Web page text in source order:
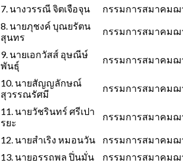
7. นางวรรณี จิตเจือจุน
กรรมการสมาคมฌ
8. นายภุชงค์ บุณยรัตน
สุนทร
กรรมการสมาคมฌ
9. นายเอกวัสส์ อุษณีษ์
พันธุ์
กรรมการสมาคมฌ
10. นายสัญญลักษณ์
สุวรรณรัศมี
กรรมการสมาคมฌ
11. นายวัชรินทร์ ศรีเปา
รยะ
กรรมการสมาคมฌ
12. นายสำเริง หมอนวัน
กรรมการสมาคมฌ
13. นายอรรถพล ปิ่นมั่น
กรรมการสมาคมฌ